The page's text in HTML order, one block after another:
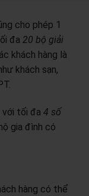
cho phép 1
đa 20 bộ giải
khách hàng là
khách sạn,
với tối đa 4 số
gia đình có
hàng có thể